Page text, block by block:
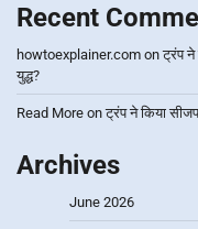
Recent
howtoexplainer.com onट्रंप ने
युद्ध?
Read More onट्रंप ने किया
Archives
June 2026